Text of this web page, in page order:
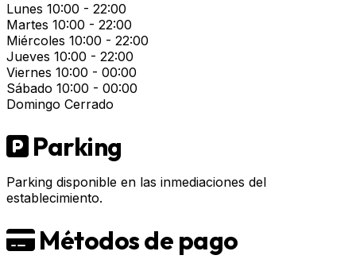
Lunes 10:00 - 22:00
Martes 10:00 - 22:00
Miércoles 10:00 - 22:00
Jueves 10:00 - 22:00
Viernes 10:00 - 00:00
Sábado 10:00 - 00:00
Domingo Cerrado
Parking
Parking disponible en las inmediaciones del
establecimiento.
Métodos de pago